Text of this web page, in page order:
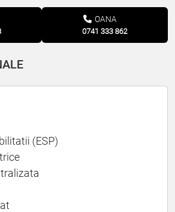
OANA
0741 333 862
(ESP)